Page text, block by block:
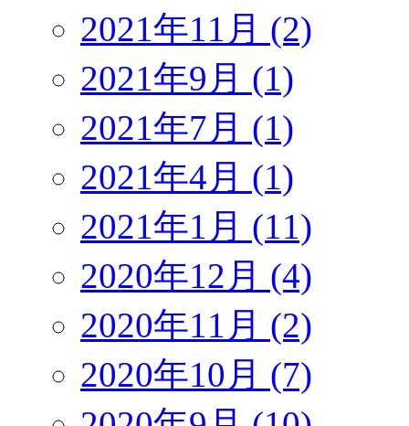
2021年11月 (2)
2021年9月 (1)
2021年7月 (1)
2021年4月 (1)
2021年1月 (11)
2020年12月 (4)
2020年11月 (2)
2020年10月 (7)